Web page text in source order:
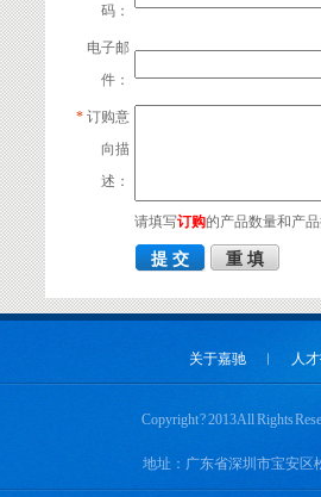
码：
电子邮
件：
* 订购意
向描
述：
请填写订购的产品数量和产
关于嘉驰 ︱ 人
Copyright ? 2013 All Rights
地址：广东省深圳市宝安区